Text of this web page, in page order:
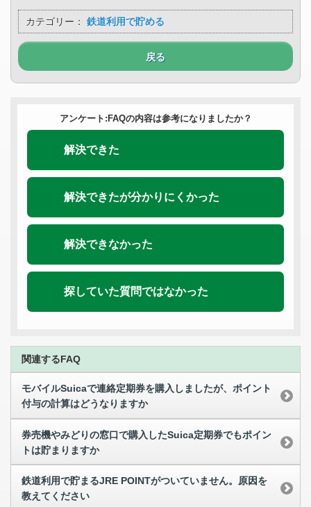
カテゴリー： 鉄道利用で貯める
戻る
アンケート:FAQの内容は参考になりましたか？
解決できた
解決できたが分かりにくかった
解決できなかった
探していた質問ではなかった
関連するFAQ
モバイルSuicaで連絡定期券を購入しましたが、ポイント
付与の計算はどうなりますか
券売機やみどりの窓口で購入したSuica定期券でもポイン
トは貯まりますか
鉄道利用で貯まるJRE POINTがついていません。原因を
教えてください